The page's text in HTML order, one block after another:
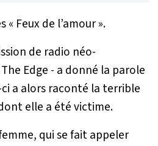
Feux de l’amour ».
de radio néo-
Edge - a donné la parole
a alors raconté la terrible
elle a été victime.
qui se fait appeler